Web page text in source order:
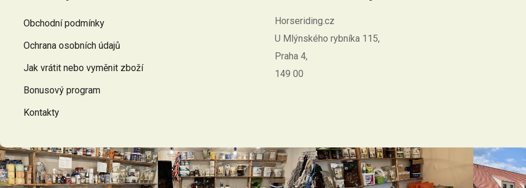
Obchodní podmínky
Ochrana osobních údajů
Jak vrátit nebo vyměnit zboží
Bonusový program
Kontakty
Horseriding.cz
U Mlýnského rybníka 115,
Praha 4,
149 00